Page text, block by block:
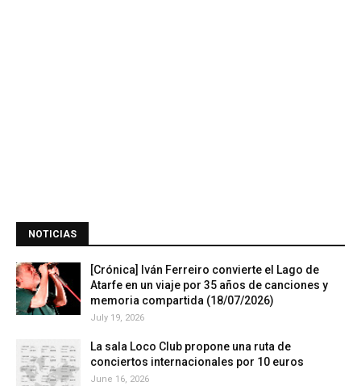
NOTICIAS
[Crónica] Iván Ferreiro convierte el Lago de
Atarfe en un viaje por 35 años de canciones y
memoria compartida (18/07/2026)
July 19, 2026
La sala Loco Club propone una ruta de
conciertos internacionales por 10 euros
June 16, 2026